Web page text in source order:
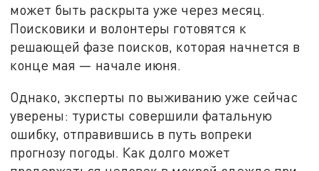
может быть раскрыта уже через месяц.
Поисковики и волонтеры готовятся к
решающей фазе поисков, которая начнется в
конце мая — начале июня.
Однако, эксперты по выживанию уже сейчас
уверены: туристы совершили фатальную
ошибку, отправившись в путь вопреки
прогнозу погоды. Как долго может